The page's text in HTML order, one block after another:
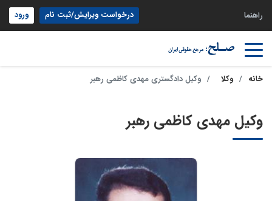
راهنما درخواست ویرایش/ثبت نام ورود
خانه وکلا وکیل دادگستری مهدی کاظمی رهبر
وکیل مهدی کاظمی رهبر